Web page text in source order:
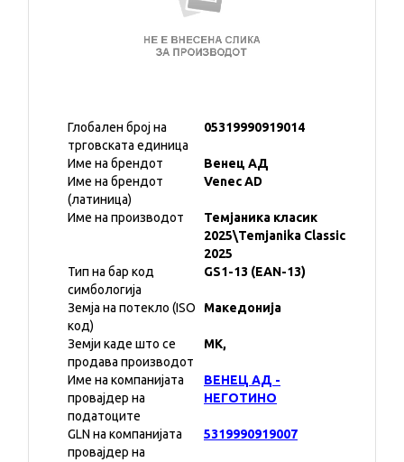
Глобален број на
трговската единица
05319990919014
Име на брендот
Венец АД
Име на брендот
(латиница)
Venec AD
Име на производот
Темјаника класик
2025\Temjanika Classic
2025
Тип на бар код
симбологија
GS1-13 (EAN-13)
Земја на потекло (ISO
код)
Македонија
Земји каде што се
продава производот
MK,
Име на компанијата
провајдер на
податоците
ВЕНЕЦ АД -
НЕГОТИНО
GLN на компанијата
провајдер на
5319990919007